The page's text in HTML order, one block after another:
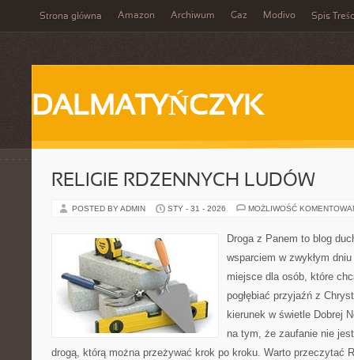
Strona główna Amazon Archiwum Gaz Modivo Spis
DALMATYŃCZYK
RELIGIE RDZENNYCH LUDÓW
POSTED BY ADMIN STY - 31 - 2026 MOŻLIWOŚĆ
Droga z Panem to blog
wsparciem w zwykłym
miejsce dla osób, które
pogłębiać przyjaźń z
kierunek w świetle Dobrej
na tym, że zaufanie nie
drogą, którą można przeżywać krok po kroku. Warto przeczytać